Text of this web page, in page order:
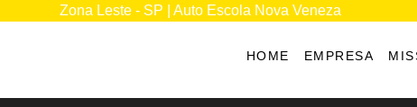
Zona Leste - SP | Auto Escola Nova Veneza
HOME EMPRESA